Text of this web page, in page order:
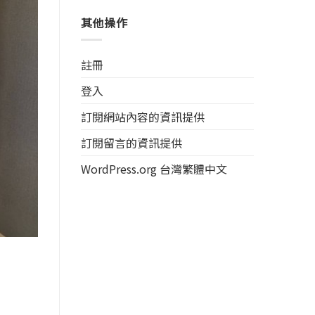
其他操作
註冊
登入
訂閱網站內容的資訊提供
訂閱留言的資訊提供
WordPress.org 台灣繁體中文